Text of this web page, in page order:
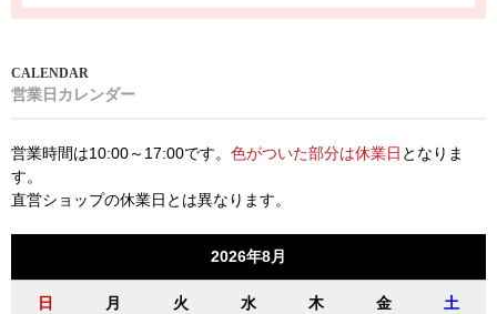
営業日カレンダー
営業時間は10:00～17:00です。 色がついた部分は休業日 となりま
す。
直営ショップの休業日とは異なります。
2026年8月
日 月 火 水 木 金 土